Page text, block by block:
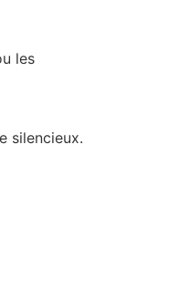
les
silencieux.